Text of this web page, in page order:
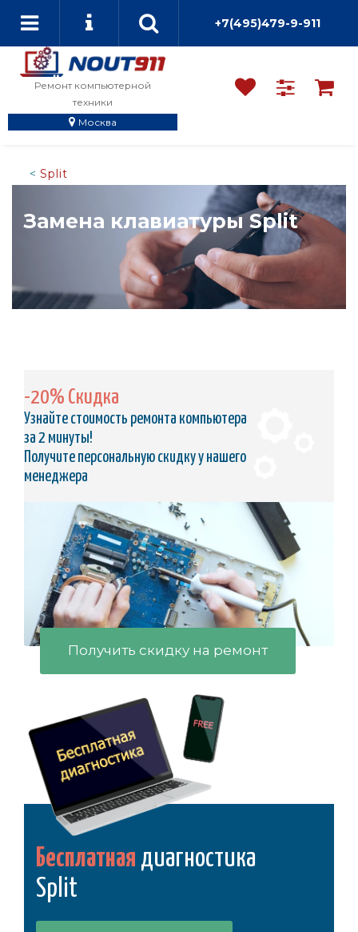
+7(495)479-9-911
Ремонт компьютерной
техники
Москва
Split
Замена клавиатуры Split
-20% Скидка
Узнайте стоимость ремонта компьютера
за 2 минуты!
Получите персональную скидку у нашего
менеджера
Получить скидку на ремонт
Бесплатная диагностика
Split